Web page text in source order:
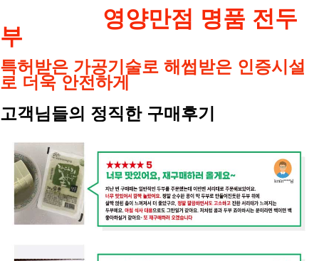
영양만점 명품 전두
부
특허받은 가공기술로 해썹받은 인증시설
로 더욱 안전하게
고객님들의 정직한 구매후기